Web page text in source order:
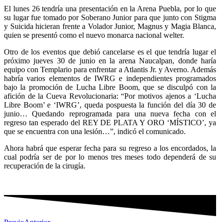
El lunes 26 tendría una presentación en la Arena Puebla, por lo que
su lugar fue tomado por Soberano Junior para que junto con Stigma
y Suicida hicieran frente a Volador Junior, Magnus y Magia Blanca,
quien se presentó como el nuevo monarca nacional welter.
Otro de los eventos que debió cancelarse es el que tendría lugar el
próximo jueves 30 de junio en la arena Naucalpan, donde haría
equipo con Templario para enfrentar a Atlantis Jr. y Averno. Además
habría varios elementos de IWRG e independientes programados
bajo la promoción de Lucha Libre Boom, que se disculpó con la
afición de la Cueva Revolucionaria: “Por motivos ajenos a ‘Lucha
Libre Boom’ e ‘IWRG’, queda pospuesta la función del día 30 de
junio… Quedando reprogramada para una nueva fecha con el
regreso tan esperado del REY DE PLATA Y ORO ‘MÍSTICO’, ya
que se encuentra con una lesión…”, indicó el comunicado.
Ahora habrá que esperar fecha para su regreso a los encordados, la
cual podría ser de por lo menos tres meses todo dependerá de su
recuperación de la cirugía.